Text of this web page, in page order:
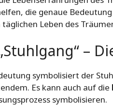
die genaue
Leben des
–
symbolisiert der
Es kann auch auf die
symbolisieren.